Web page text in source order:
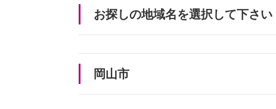
お探しの地域名を選択して下さい
岡山市